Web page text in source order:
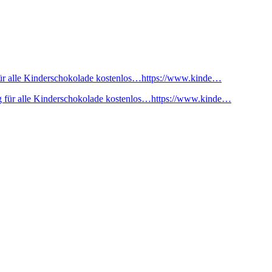
alle Kinderschokolade kostenlos…https://www.kinde…
für alle Kinderschokolade kostenlos…https://www.kinde…